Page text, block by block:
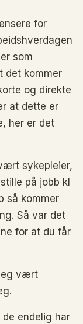
for
som
det kommer
og direkte
at dette er
her er det
sykepleier,
på jobb kl
så kommer
Så var det
for at du får
vært
endelig har